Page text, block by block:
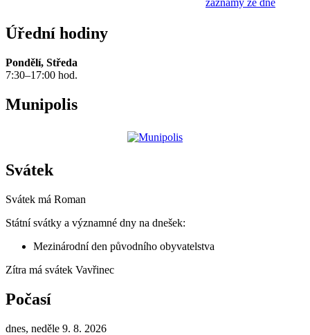
Úřední hodiny
Pondělí, Středa
7:30–17:00 hod.
Munipolis
Svátek
Svátek má Roman
Státní svátky a významné dny na dnešek:
Mezinárodní den původního obyvatelstva
Zítra má svátek Vavřinec
Počasí
dnes, neděle 9. 8. 2026